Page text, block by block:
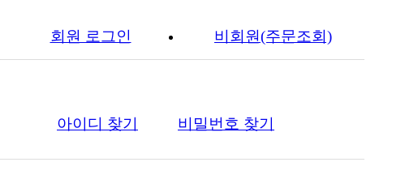
회원 로그인 비회원(주문조회)
아이디 찾기 비밀번호 찾기